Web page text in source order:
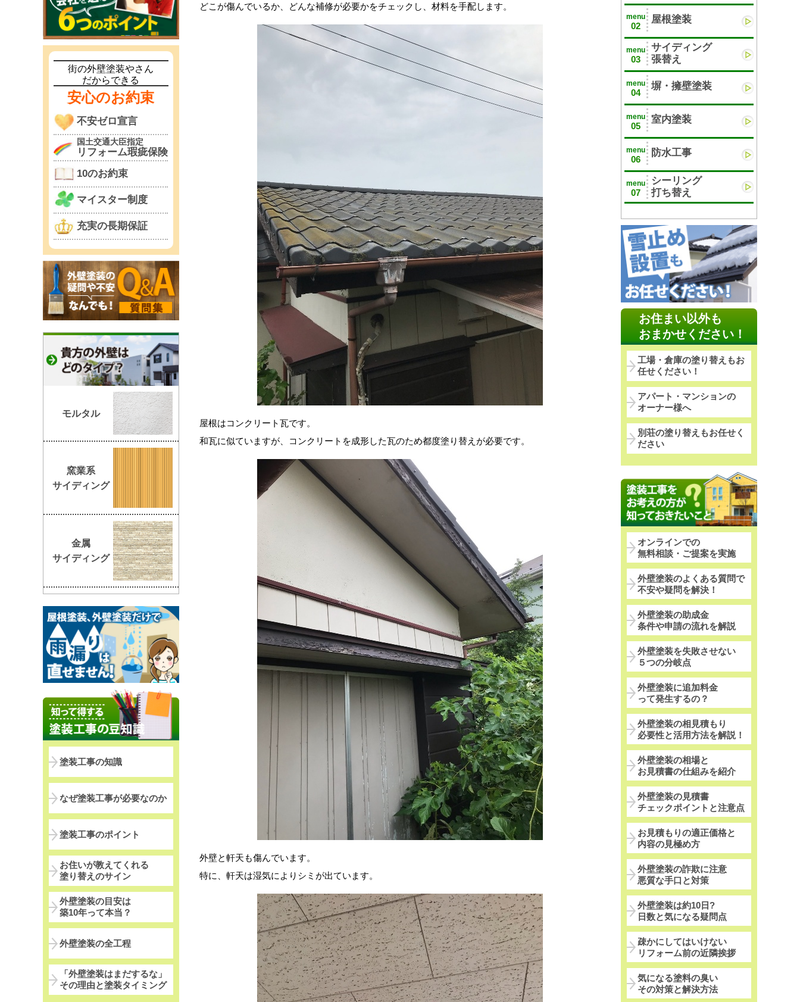
どこが傷んでいるか、どんな補修が必要かをチェックし、材料を手配します。
屋根はコンクリート瓦です。
和瓦に似ていますが、コンクリートを成形した瓦のため都度塗り替えが必要です。
外壁と軒天も傷んでいます。
特に、軒天は湿気によりシミが出ています。
menu
02
屋根塗装
menu
03
サイディング
張替え
menu
04
塀・擁壁塗装
menu
05
室内塗装
menu
06
防水工事
menu
07
シーリング
打ち替え
お住まい以外も
おまかせください！
工場・倉庫の塗り替えもお
任せください！
アパート・マンションの
オーナー様へ
別荘の塗り替えもお任せく
ださい
オンラインでの
無料相談・ご提案を実施
外壁塗装のよくある質問で
不安や疑問を解決！
外壁塗装の助成金
条件や申請の流れを解説
外壁塗装を失敗させない
５つの分岐点
外壁塗装に追加料金
って発生するの？
外壁塗装の相見積もり
必要性と活用方法を解説！
外壁塗装の相場と
お見積書の仕組みを紹介
外壁塗装の見積書
チェックポイントと注意点
お見積もりの適正価格と
内容の見極め方
外壁塗装の詐欺に注意
悪質な手口と対策
外壁塗装は約10日?
日数と気になる疑問点
疎かにしてはいけない
リフォーム前の近隣挨拶
気になる塗料の臭い
その対策と解決方法
街の外壁塗装やさん
だからできる
安心のお約束
不安ゼロ宣言
国土交通大臣指定
リフォーム瑕疵保険
10のお約束
マイスター制度
充実の長期保証
モルタル
窯業系
サイディング
金属
サイディング
塗装工事の知識
なぜ塗装工事が必要なのか
塗装工事のポイント
お住いが教えてくれる
塗り替えのサイン
外壁塗装の目安は
築10年って本当？
外壁塗装の全工程
「外壁塗装はまだするな」
その理由と塗装タイミング